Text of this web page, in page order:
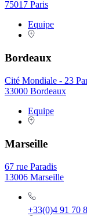
75017 Paris
Equipe
Bordeaux
Cité Mondiale - 23
33000 Bordeaux
Equipe
Marseille
67 rue Paradis
13006 Marseille
+33(0)4 91 70